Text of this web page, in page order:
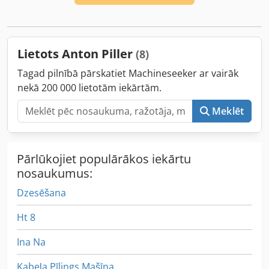
Lietots Anton Piller (8)
Tagad pilnībā pārskatiet Machineseeker ar vairāk
nekā 200 000 lietotām iekārtām.
Meklēt
Pārlūkojiet populārākos iekārtu
nosaukumus:
Dzesēšana
Ht 8
Ina Na